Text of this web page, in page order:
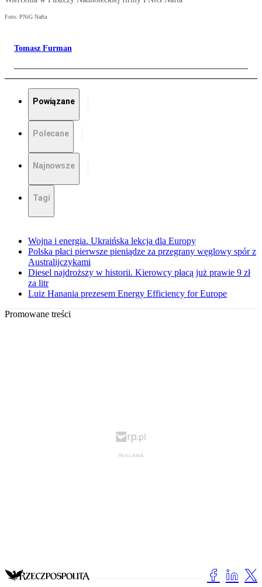
Foto: PNiG Nafta
Tomasz Furman
Powiązane
Polecane
Najnowsze
Tagi
Wojna i energia. Ukraińska lekcja dla Europy
Polska płaci pierwsze pieniądze za przegrany węglowy spór z
Australijczykami
Diesel najdroższy w historii. Kierowcy płacą już prawie 9 zł
za litr
Luiz Hanania prezesem Energy Efficiency for Europe
Promowane treści